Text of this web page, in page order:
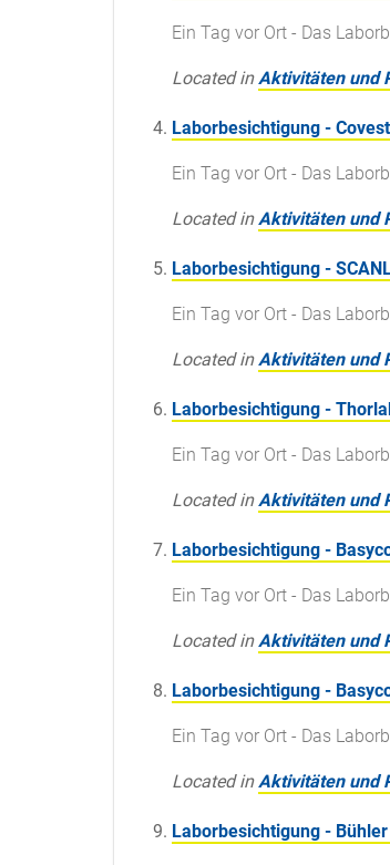
Ein Tag vor Ort - Das
Located in Aktivitäten und
Laborbesichtigung -
Ein Tag vor Ort - Das
Located in Aktivitäten und
Laborbesichtigung -
Ein Tag vor Ort - Das
Located in Aktivitäten und
Laborbesichtigung -
Ein Tag vor Ort - Das
Located in Aktivitäten und
Laborbesichtigung -
Ein Tag vor Ort - Das
Located in Aktivitäten und
Laborbesichtigung -
Ein Tag vor Ort - Das
Located in Aktivitäten und
Laborbesichtigung -